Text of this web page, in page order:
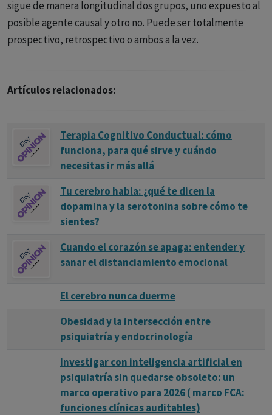
sigue de manera longitudinal dos grupos, uno expuesto al
posible agente causal y otro no. Puede ser totalmente
prospectivo, retrospectivo o ambos a la vez.
Artículos relacionados:
Terapia Cognitivo Conductual: cómo
funciona, para qué sirve y cuándo
necesitas ir más allá
Tu cerebro habla: ¿qué te dicen la
dopamina y la serotonina sobre cómo te
sientes?
Cuando el corazón se apaga: entender y
sanar el distanciamiento emocional
El cerebro nunca duerme
Obesidad y la intersección entre
psiquiatría y endocrinología
Investigar con inteligencia artificial en
psiquiatría sin quedarse obsoleto: un
marco operativo para 2026 ( marco FCA:
funciones clínicas auditables)